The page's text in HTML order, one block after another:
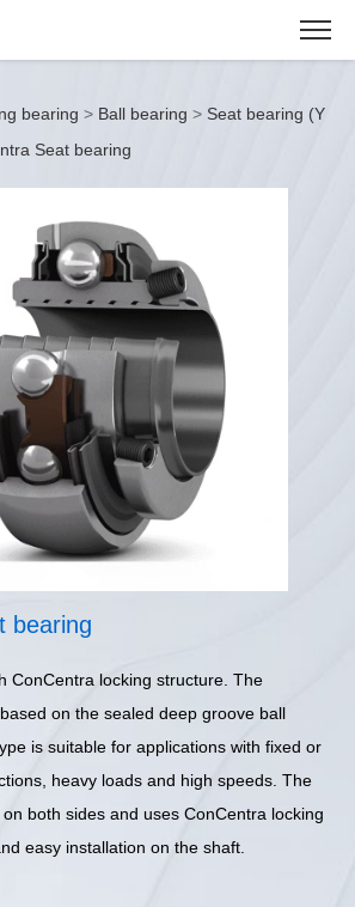
bearing > Ball bearing > Seat bearing (Y
Seat bearing
bearing
ConCentra locking structure. The
on the sealed deep groove ball
is suitable for applications with fixed or
heavy loads and high speeds. The
both sides and uses ConCentra locking
easy installation on the shaft.